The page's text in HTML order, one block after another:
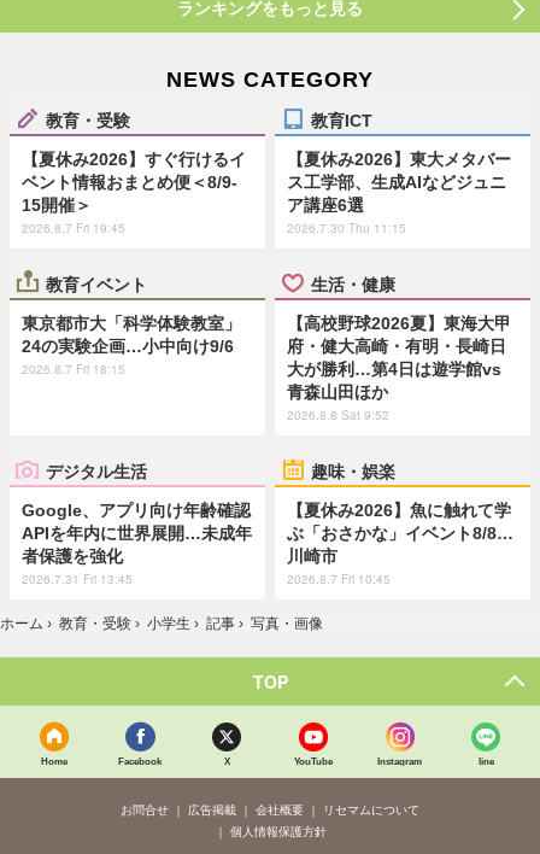
ランキングをもっと見る
NEWS CATEGORY
教育・受験
【夏休み2026】すぐ行けるイ
ベント情報おまとめ便＜8/9-
15開催＞
2026.8.7 Fri 19:45
教育ICT
【夏休み2026】東大メタバー
ス工学部、生成AIなどジュニ
ア講座6選
2026.7.30 Thu 11:15
教育イベント
東京都市大「科学体験教室」
24の実験企画…小中向け9/6
2026.8.7 Fri 18:15
生活・健康
【高校野球2026夏】東海大甲
府・健大高崎・有明・長崎日
大が勝利…第4日は遊学館vs
青森山田ほか
2026.8.8 Sat 9:52
デジタル生活
Google、アプリ向け年齢確認
APIを年内に世界展開…未成年
者保護を強化
2026.7.31 Fri 13:45
趣味・娯楽
【夏休み2026】魚に触れて学
ぶ「おさかな」イベント8/8…
川崎市
2026.8.7 Fri 10:45
ホーム › 教育・受験 › 小学生 › 記事 › 写真・画像
TOP
Home Facebook X YouTube Instagram line
お問合せ 広告掲載 会社概要
リセマムについて
個人情報保護方針